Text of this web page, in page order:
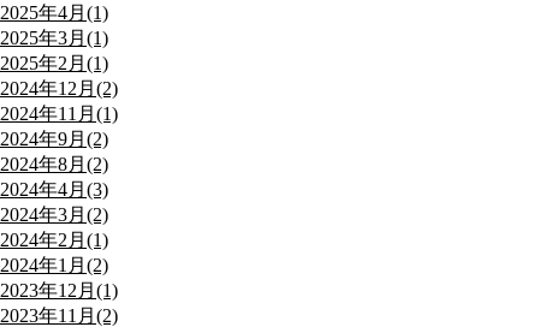
2025年4月(1)
2025年3月(1)
2025年2月(1)
2024年12月(2)
2024年11月(1)
2024年9月(2)
2024年8月(2)
2024年4月(3)
2024年3月(2)
2024年2月(1)
2024年1月(2)
2023年12月(1)
2023年11月(2)